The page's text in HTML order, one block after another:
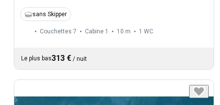
sans Skipper
Couchettes 7 Cabine 1 10 m 1 WC
Le plus bas313 € / nuit